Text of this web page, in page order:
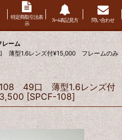
特定商取引法表
示
ﾌﾚｰﾑ表記見方 問い合わせ
レーム
型1.6レンズ付¥15,000 フレームのみ
49口 薄型1.6レンズ付
[SPCF-108]